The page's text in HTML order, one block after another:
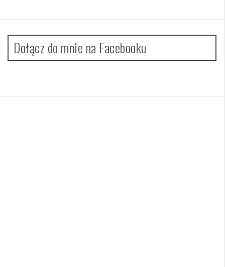
Dołącz do mnie na Facebooku